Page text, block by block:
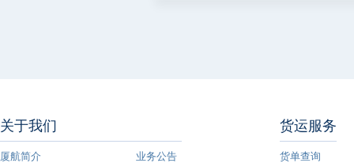
关于我们
厦航简介 业务公告
货运服务
货单查询